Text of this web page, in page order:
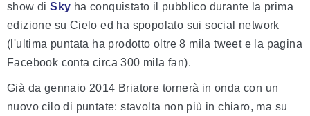
show diSky ha conquistato il pubblico durante la prima
edizione su Cielo ed ha spopolato sui social network
(l'ultima puntata ha prodotto oltre 8 mila tweet e la pagina
Facebook conta circa 300 mila fan).
Già da gennaio 2014 Briatore tornerà in onda con un
nuovo cilo di puntate: stavolta non più in chiaro, ma su